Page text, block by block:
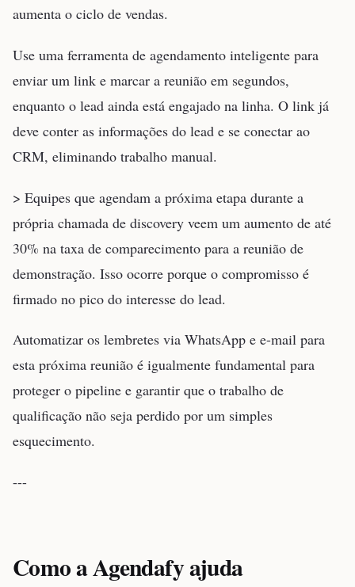
aumenta o ciclo de vendas.
Use uma ferramenta de agendamento inteligente para
enviar um link e marcar a reunião em segundos,
enquanto o lead ainda está engajado na linha. O link já
deve conter as informações do lead e se conectar ao
CRM, eliminando trabalho manual.
> Equipes que agendam a próxima etapa durante a
própria chamada de discovery veem um aumento de até
30% na taxa de comparecimento para a reunião de
demonstração. Isso ocorre porque o compromisso é
firmado no pico do interesse do lead.
Automatizar os lembretes via WhatsApp e e-mail para
esta próxima reunião é igualmente fundamental para
proteger o pipeline e garantir que o trabalho de
qualificação não seja perdido por um simples
esquecimento.
---
Como a Agendafy ajuda